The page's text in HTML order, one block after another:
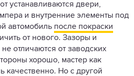
устанавливаются двери,
и внутренние элементы под
автомобиль после покраски
от нового. Зазоры и
отличаются от заводских
хорошо, мастер как
качественно. Но с другой